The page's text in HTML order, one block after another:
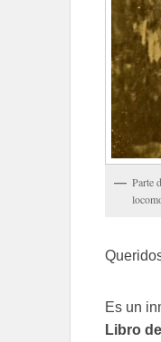
Parte
Es un
Libro